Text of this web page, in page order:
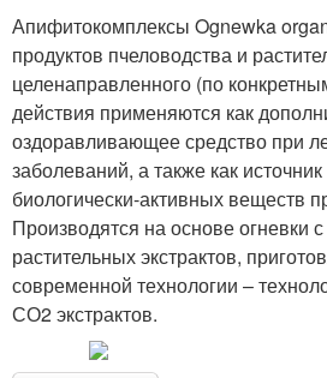
Апифитокомплексы Ognewka
продуктов пчеловодства и
целенаправленного (по
действия применяются как
оздоравливающее средство при
заболеваний, а также как
биологически-активных веществ
Производятся на основе огневки
растительных экстрактов,
современной технологии –
СО2 экстрактов.